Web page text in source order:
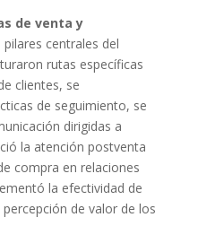
de venta y
centrales del
rutas específicas
clientes, se
de seguimiento, se
dirigidas a
la atención postventa
compra en relaciones
la efectividad de
de valor de los